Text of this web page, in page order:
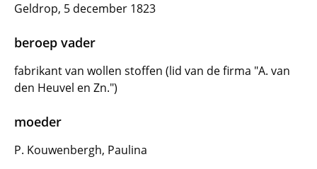
Geldrop, 5 december 1823
beroep vader
fabrikant van wollen stoffen (lid van de firma "A. van
den Heuvel en Zn.")
moeder
P. Kouwenbergh, Paulina